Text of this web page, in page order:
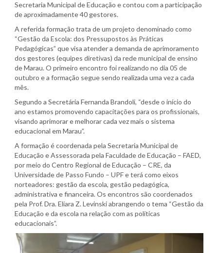
Secretaria Municipal de Educação e contou com a participação
de aproximadamente 40 gestores.
A referida formação trata de um projeto denominado como
“Gestão da Escola: dos Pressupostos às Práticas
Pedagógicas” que visa atender a demanda de aprimoramento
dos gestores (equipes diretivas) da rede municipal de ensino
de Marau. O primeiro encontro foi realizando no dia 05 de
outubro e a formação segue sendo realizada uma vez a cada
mês.
Segundo a Secretária Fernanda Brandoli, “desde o início do
ano estamos promovendo capacitações para os profissionais,
visando aprimorar e melhorar cada vez mais o sistema
educacional em Marau”.
A formação é coordenada pela Secretaria Municipal de
Educação e Assessorada pela Faculdade de Educação – FAED,
por meio do Centro Regional de Educação – CRE, da
Universidade de Passo Fundo – UPF e terá como eixos
norteadores: gestão da escola, gestão pedagógica,
administrativa e financeira. Os encontros são coordenados
pela Prof. Dra. Eliara Z. Levinski abrangendo o tema “Gestão da
Educação e da escola na relação com as políticas
educacionais”.